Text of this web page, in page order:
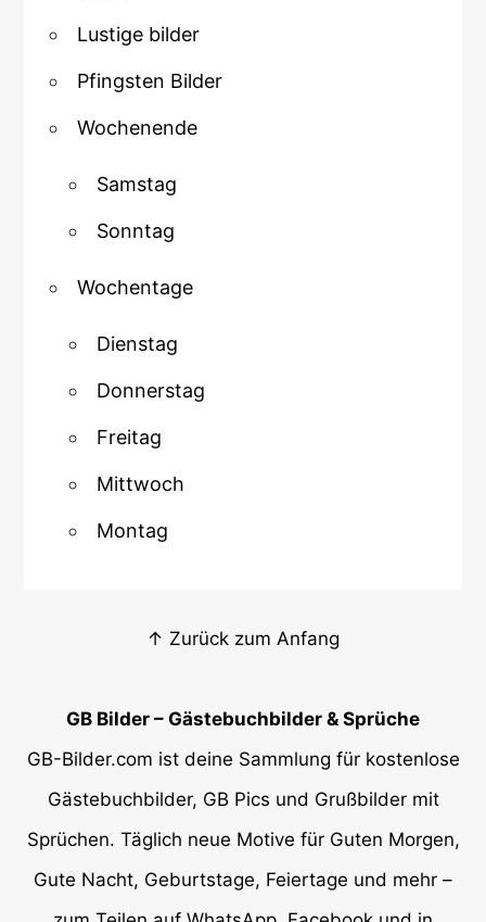
Lustige bilder
Pfingsten Bilder
Wochenende
Samstag
Sonntag
Wochentage
Dienstag
Donnerstag
Freitag
Mittwoch
Montag
↑ Zurück zum Anfang
GB Bilder – Gästebuchbilder & Sprüche
GB-Bilder.com ist deine Sammlung für kostenlose
Gästebuchbilder, GB Pics und Grußbilder mit
Sprüchen. Täglich neue Motive für Guten Morgen,
Gute Nacht, Geburtstage, Feiertage und mehr –